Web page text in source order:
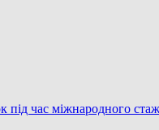
час міжнародного